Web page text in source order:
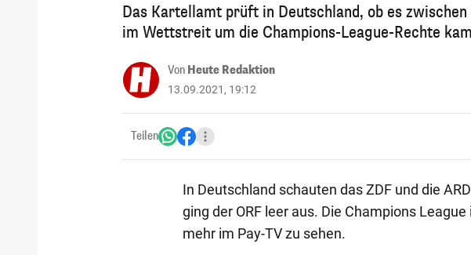
Das Kartellamt prüft in Deutschland, ob es
im Wettstreit um die Champions-League-Rechte
Von Heute Redaktion
13.09.2021, 19:12
Teilen
In Deutschland schauten das ZDF und die
ging der ORF leer aus. Die Champions
mehr im Pay-TV zu sehen.